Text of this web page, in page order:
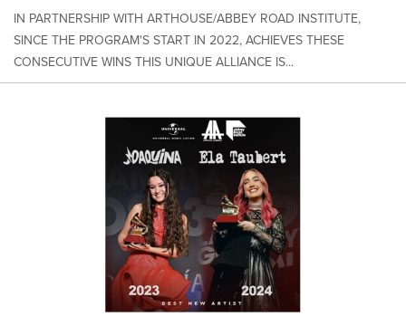
IN PARTNERSHIP WITH ARTHOUSE/ABBEY ROAD INSTITUTE,
SINCE THE PROGRAM'S START IN 2022, ACHIEVES THESE
CONSECUTIVE WINS THIS UNIQUE ALLIANCE IS...